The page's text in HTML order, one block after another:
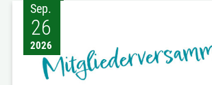
Sep.
26
2026